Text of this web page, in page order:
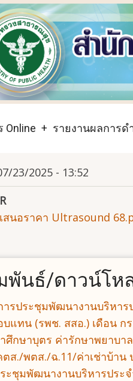
Online รายงานผลการด
23/2025 - 13:52
สนอราคา Ultrasound
พันธ์/ดาวน์โห
ารประชุมพัฒนางานบริหา
แทน (รพช. สสอ.) เดือน ก
ศึกษาบุตร ค่ารักษาพยาบา
ตส./พตส./ฉ.11/ค่าเช่าบ้าน
ะชุมพัฒนางานบริหารประ